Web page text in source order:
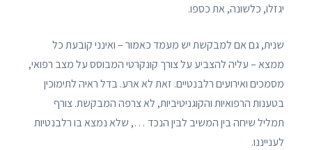
יגזלו, כלשונה, את כספו.
שנית, גם אם למבקשת יש מעמד כאמור – ואינני קובעת כל
ממצא – עליה להצביע על צורך קונקרטי המבוסס על מצב רפואי,
מסמכים ואירועים רלבנטיים. זאת לא ארע. בדל ראיה לתימוכין
בטענות הרפואיות והקוגניטיביות, לא צרפה המבקשת. צורף
תמליל שיחה בין המשיב לבין הנכד …, שלא נמצא בו רלבנטיות
לענייננו.